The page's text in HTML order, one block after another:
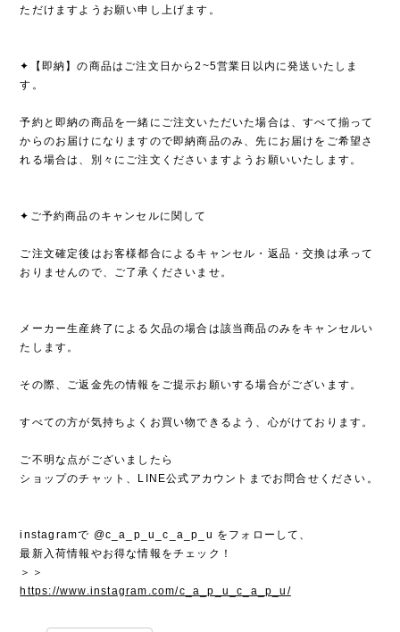
ただけますようお願い申し上げます。
✦【即納】の商品はご注文日から2~5営業日以内に発送いたしま
す。
予約と即納の商品を一緒にご注文いただいた場合は、すべて揃って
からのお届けになりますので即納商品のみ、先にお届けをご希望さ
れる場合は、別々にご注文くださいますようお願いいたします。
✦ご予約商品のキャンセルに関して
ご注文確定後はお客様都合によるキャンセル・返品・交換は承って
おりませんので、ご了承くださいませ。
メーカー生産終了による欠品の場合は該当商品のみをキャンセルい
たします。
その際、ご返金先の情報をご提示お願いする場合がございます。
すべての方が気持ちよくお買い物できるよう、心がけております。
ご不明な点がございましたら
ショップのチャット、LINE公式アカウントまでお問合せください。
instagramで @c_a_p_u_c_a_p_u をフォローして、
最新入荷情報やお得な情報をチェック！
＞＞
https://www.instagram.com/c_a_p_u_c_a_p_u/